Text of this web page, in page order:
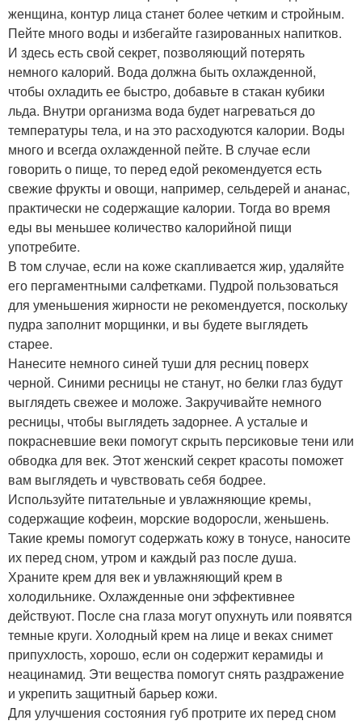
женщина, контур лица станет более четким и стройным.
Пейте много воды и избегайте газированных напитков.
И здесь есть свой секрет, позволяющий потерять
немного калорий. Вода должна быть охлажденной,
чтобы охладить ее быстро, добавьте в стакан кубики
льда. Внутри организма вода будет нагреваться до
температуры тела, и на это расходуются калории. Воды
много и всегда охлажденной пейте. В случае если
говорить о пище, то перед едой рекомендуется есть
свежие фрукты и овощи, например, сельдерей и ананас,
практически не содержащие калории. Тогда во время
еды вы меньшее количество калорийной пищи
употребите.
В том случае, если на коже скапливается жир, удаляйте
его пергаментными салфетками. Пудрой пользоваться
для уменьшения жирности не рекомендуется, поскольку
пудра заполнит морщинки, и вы будете выглядеть
старее.
Нанесите немного синей туши для ресниц поверх
черной. Синими ресницы не станут, но белки глаз будут
выглядеть свежее и моложе. Закручивайте немного
ресницы, чтобы выглядеть задорнее. А усталые и
покрасневшие веки помогут скрыть персиковые тени или
обводка для век. Этот женский секрет красоты поможет
вам выглядеть и чувствовать себя бодрее.
Используйте питательные и увлажняющие кремы,
содержащие кофеин, морские водоросли, женьшень.
Такие кремы помогут содержать кожу в тонусе, наносите
их перед сном, утром и каждый раз после душа.
Храните крем для век и увлажняющий крем в
холодильнике. Охлажденные они эффективнее
действуют. После сна глаза могут опухнуть или появятся
темные круги. Холодный крем на лице и веках снимет
припухлость, хорошо, если он содержит керамиды и
неацинамид. Эти вещества помогут снять раздражение
и укрепить защитный барьер кожи.
Для улучшения состояния губ протрите их перед сном